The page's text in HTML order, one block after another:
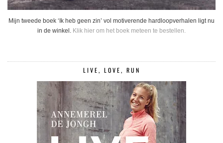
Mijn tweede boek ‘Ik heb geen zin’ vol motiverende hardloopverhalen ligt nu
in de winkel. Klik hier om het boek meteen te bestellen.
LIVE, LOVE, RUN